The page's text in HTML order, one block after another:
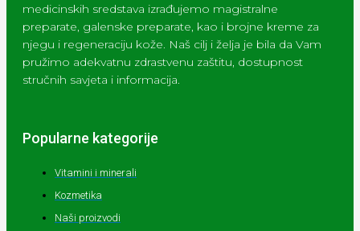
medicinskih sredstava izrađujemo magistralne
preparate, galenske preparate, kao i brojne kreme za
njegu i regeneraciju kože. Naš cilj i želja je bila da Vam
pružimo adekvatnu zdrastvenu zaštitu, dostupnost
stručnih savjeta i informacija.
Popularne kategorije
Vitamini i minerali
Kozmetika
Naši proizvodi